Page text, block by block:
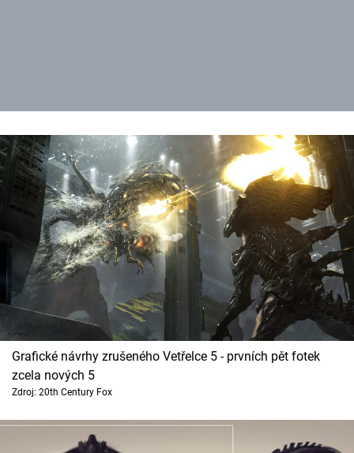
Grafické návrhy zrušeného Vetřelce 5 - prvních pět fotek
zcela nových 5
Zdroj: 20th Century Fox